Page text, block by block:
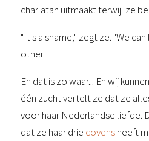
charlatan uitmaakt terwijl ze
"It's a shame," zegt ze. "We
other!"
En dat is zo waar... En wij
één zucht vertelt ze dat ze
voor haar Nederlandse liefde.
dat ze haar drie covensheeft